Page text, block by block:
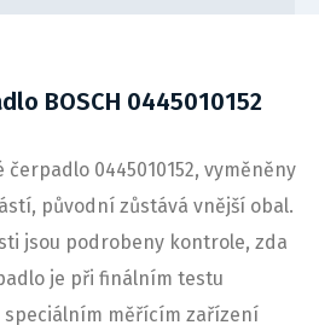
BOSCH 0445010152
0445010152, vyměněny
původní zůstává vnější obal.
jsou podrobeny kontrole, zda
je při finálním testu
speciálním měřícím zařízení